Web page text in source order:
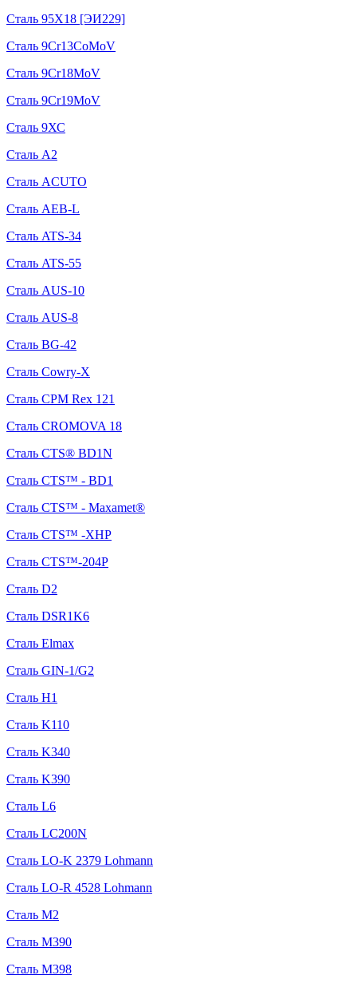
Сталь 95Х18 [ЭИ229]
Сталь 9Cr13CoMoV
Сталь 9Cr18MoV
Сталь 9Cr19MoV
Сталь 9ХС
Сталь A2
Сталь ACUTO
Сталь AEB-L
Сталь ATS-34
Сталь ATS-55
Сталь AUS-10
Сталь AUS-8
Сталь BG-42
Сталь Cowry-X
Сталь CPM Rex 121
Сталь CROMOVA 18
Сталь CTS® BD1N
Сталь CTS™ - BD1
Сталь CTS™ - Maxamet®
Сталь CTS™ -XHP
Сталь CTS™-204P
Сталь D2
Сталь DSR1K6
Сталь Elmax
Сталь GIN-1/G2
Сталь H1
Сталь K110
Сталь K340
Сталь K390
Сталь L6
Сталь LC200N
Сталь LO-K 2379 Lohmann
Сталь LO-R 4528 Lohmann
Сталь M2
Сталь M390
Сталь M398